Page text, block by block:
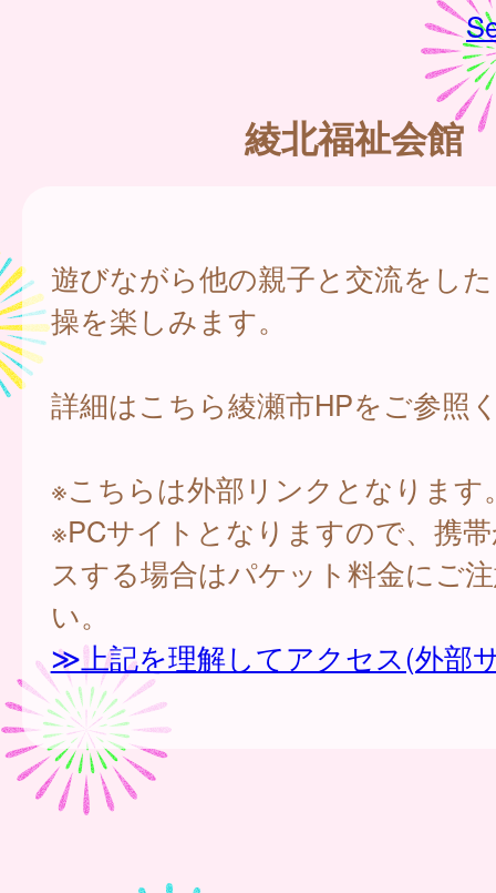
綾北福祉会館
遊びながら他の親子と交流をし
操を楽しみます。
詳細はこちら綾瀬市HPをご参照
※こちらは外部リンクとなります
※PCサイトとなりますので、携
スする場合はパケット料金にご
い。
≫上記を理解してアクセス(外部